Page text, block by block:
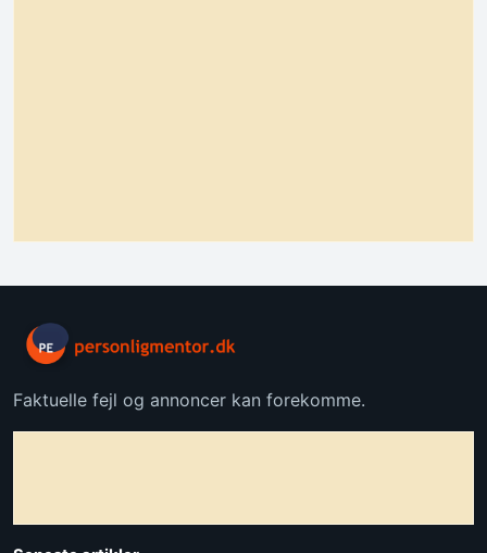
Faktuelle fejl og annoncer kan forekomme.